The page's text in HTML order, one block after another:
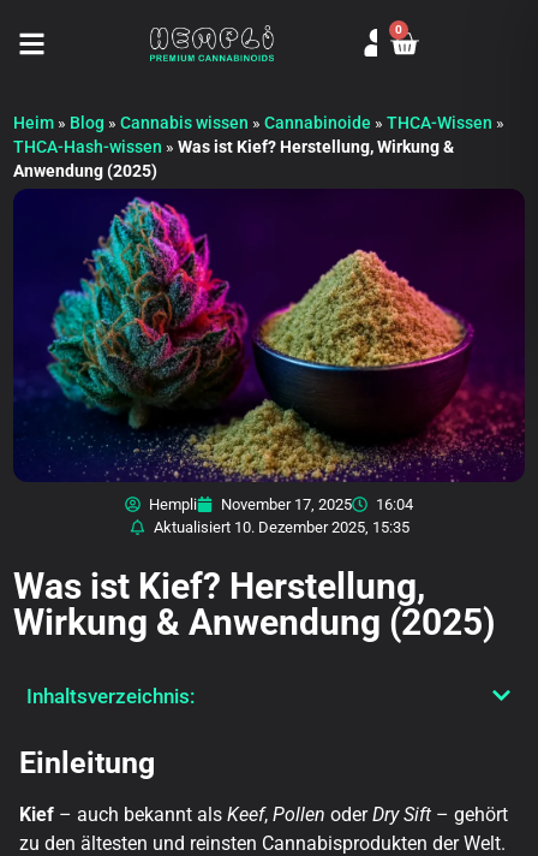
Seitenmenü öffnen
0
Heim » Blog »Cannabis wissen »Cannabinoide »THCA-Wissen »
THCA-Hash-wissen »Was ist Kief? Herstellung, Wirkung &
Anwendung (2025)
Hempli November 17, 2025
16:04
Aktualisiert 10. Dezember 2025, 15:35
Was ist Kief? Herstellung,
Wirkung & Anwendung (2025)
Inhaltsverzeichnis:
Einleitung
Kief – auch bekannt alsKeef,Pollen oderDry Sift – gehört
zu den ältesten und reinsten Cannabisprodukten der Welt.